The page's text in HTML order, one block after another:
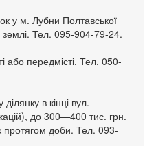
у м. Лубни Полтавської
землі. Тел. 095-904-79-24.
або передмісті. Тел. 050-
в кінці вул.
до 300—400 тис. грн.
протягом доби. Тел. 093-